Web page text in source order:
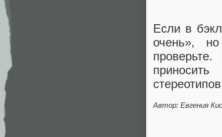
Если в
очень»,
Автор: Евгения